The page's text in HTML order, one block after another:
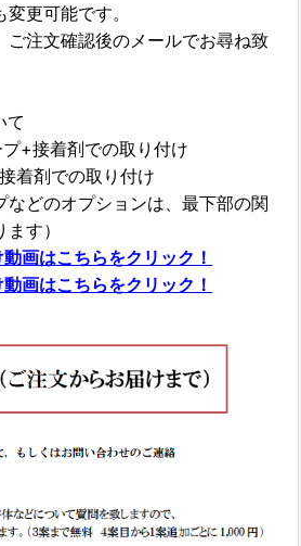
更可能です。
ご注文確認後のメールでお尋ね致
て
+接着剤での取り付け
着剤での取り付け
などのオプションは、最下部の関
す）
画はこちらをクリック！
画はこちらをクリック！